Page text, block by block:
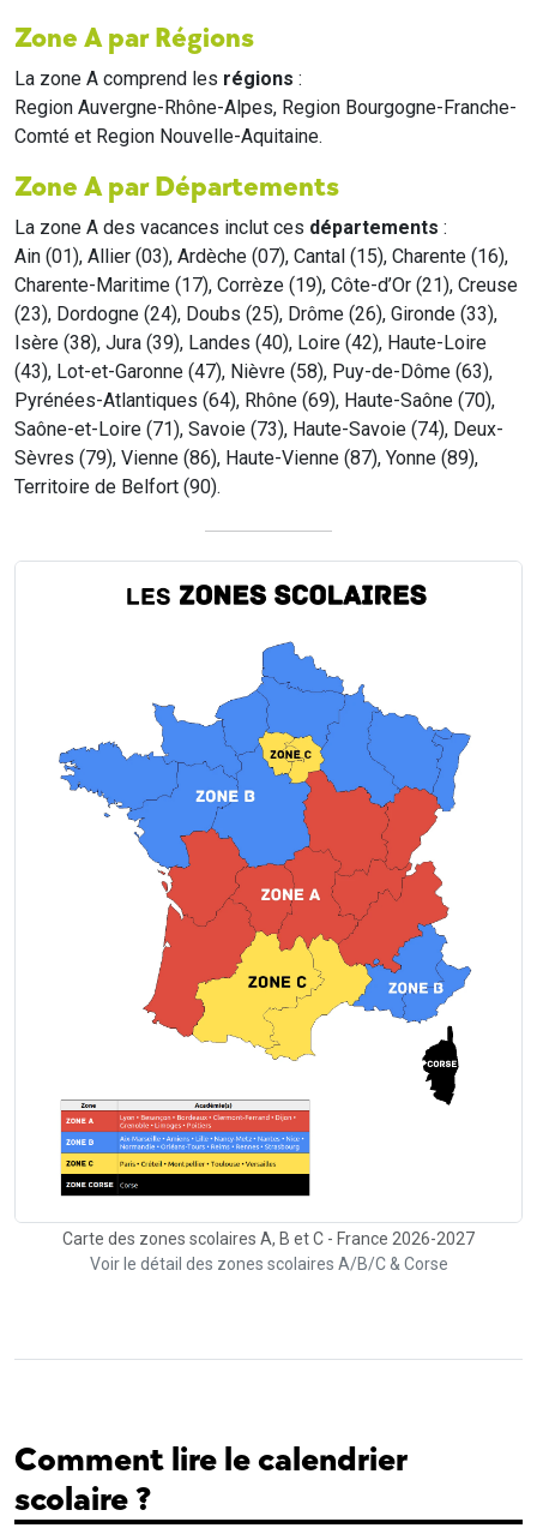
Zone A par Régions
La zone A comprend les régions :
Region Auvergne-Rhône-Alpes, Region Bourgogne-Franche-
Comté et Region Nouvelle-Aquitaine.
Zone A par Départements
La zone A des vacances inclut ces départements :
Ain (01), Allier (03), Ardèche (07), Cantal (15), Charente (16),
Charente-Maritime (17), Corrèze (19), Côte-d’Or (21), Creuse
(23), Dordogne (24), Doubs (25), Drôme (26), Gironde (33),
Isère (38), Jura (39), Landes (40), Loire (42), Haute-Loire
(43), Lot-et-Garonne (47), Nièvre (58), Puy-de-Dôme (63),
Pyrénées-Atlantiques (64), Rhône (69), Haute-Saône (70),
Saône-et-Loire (71), Savoie (73), Haute-Savoie (74), Deux-
Sèvres (79), Vienne (86), Haute-Vienne (87), Yonne (89),
Territoire de Belfort (90).
Carte des zones scolaires A, B et C - France 2026-2027
Voir le détail des zones scolaires A/B/C & Corse
Comment lire le calendrier
scolaire ?